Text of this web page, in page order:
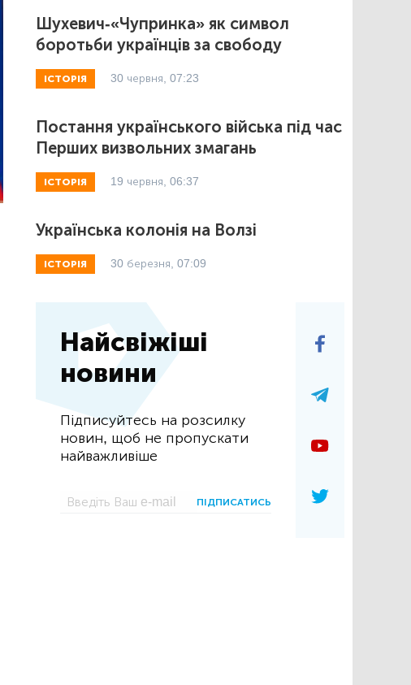
Шухевич-«Чупринка» як символ
боротьби українців за свободу
ІСТОРІЯ 30 червня, 07:23
Постання українського війська під час
Перших визвольних змагань
ІСТОРІЯ 19 червня, 06:37
Українська колонія на Волзі
ІСТОРІЯ 30 березня, 07:09
Найсвіжіші
новини
Підписуйтесь на розсилку
новин, щоб не пропускати
найважливіше
ПІДПИСАТИСЬ